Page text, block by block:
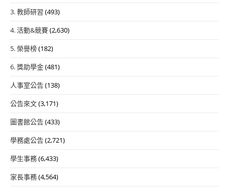
3. 教師研習 (493)
4. 活動&競賽(2,630)
5. 榮譽榜(182)
6. 獎助學金(481)
人事室公告(138)
公告來文(3,171)
圖書館公告(433)
學務處公告(2,721)
學生事務(6,433)
家長事務(4,564)